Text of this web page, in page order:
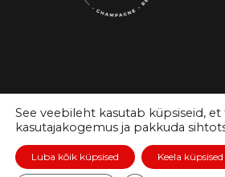
See veebileht kasutab küpsiseid,
kasutajakogemus ja pakkuda
Luba kõik küpsised Keela küpsised